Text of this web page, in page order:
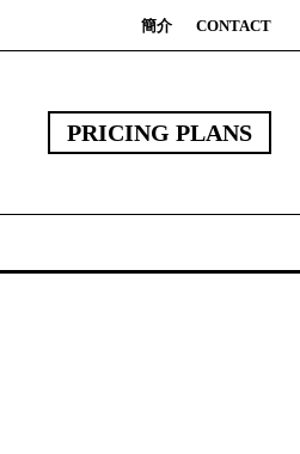
簡介 CONTACT
PRICING PLANS